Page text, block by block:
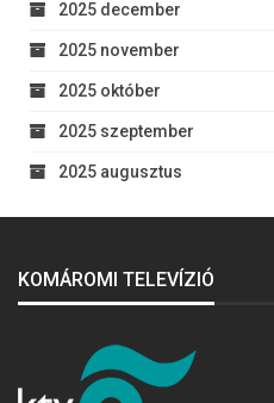
2025 december
2025 november
2025 október
2025 szeptember
2025 augusztus
KOMÁROMI TELEVÍZIÓ